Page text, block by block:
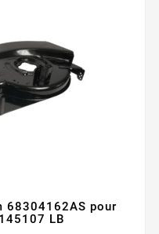
68304162AS pour
LB